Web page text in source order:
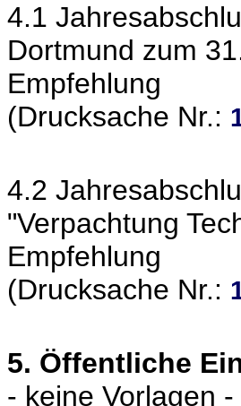
4.1
Dortmund zum
Empfehlung
(Drucksache Nr.:
4.2
"Verpachtung
Empfehlung
(Drucksache Nr.:
5. Öffentliche
- keine Vorlagen -